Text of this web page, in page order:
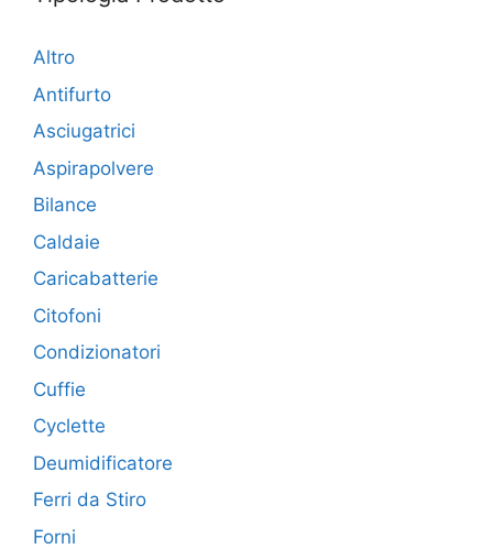
Altro
Antifurto
Asciugatrici
Aspirapolvere
Bilance
Caldaie
Caricabatterie
Citofoni
Condizionatori
Cuffie
Cyclette
Deumidificatore
Ferri da Stiro
Forni